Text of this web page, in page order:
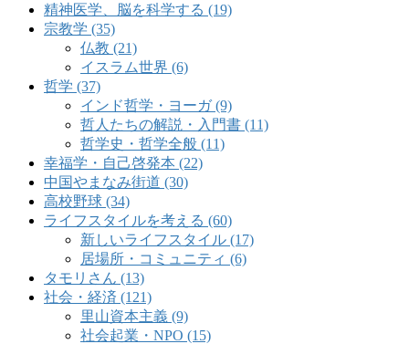
精神医学、脳を科学する (19)
宗教学 (35)
仏教 (21)
イスラム世界 (6)
哲学 (37)
インド哲学・ヨーガ (9)
哲人たちの解説・入門書 (11)
哲学史・哲学全般 (11)
幸福学・自己啓発本 (22)
中国やまなみ街道 (30)
高校野球 (34)
ライフスタイルを考える (60)
新しいライフスタイル (17)
居場所・コミュニティ (6)
タモリさん (13)
社会・経済 (121)
里山資本主義 (9)
社会起業・NPO (15)